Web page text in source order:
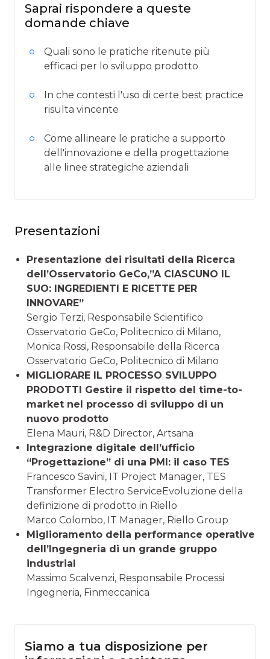
Saprai rispondere a queste
domande chiave
Quali sono le pratiche ritenute più
efficaci per lo sviluppo prodotto
In che contesti l'uso di certe best practice
risulta vincente
Come allineare le pratiche a supporto
dell'innovazione e della progettazione
alle linee strategiche aziendali
Presentazioni
Presentazione dei risultati della Ricerca
dell’Osservatorio GeCo,”A CIASCUNO IL
SUO: INGREDIENTI E RICETTE PER
INNOVARE”
Sergio Terzi, Responsabile Scientifico
Osservatorio GeCo, Politecnico di Milano,
Monica Rossi, Responsabile della Ricerca
Osservatorio GeCo, Politecnico di Milano
MIGLIORARE IL PROCESSO SVILUPPO
PRODOTTI Gestire il rispetto del time-to-
market nel processo di sviluppo di un
nuovo prodotto
Elena Mauri, R&D Director, Artsana
Integrazione digitale dell’ufficio
“Progettazione” di una PMI: il caso TES
Francesco Savini, IT Project Manager, TES
Transformer Electro ServiceEvoluzione della
definizione di prodotto in Riello
Marco Colombo, IT Manager, Riello Group
Miglioramento della performance operative
dell’Ingegneria di un grande gruppo
industrial
Massimo Scalvenzi, Responsabile Processi
Ingegneria, Finmeccanica
Siamo a tua disposizione per